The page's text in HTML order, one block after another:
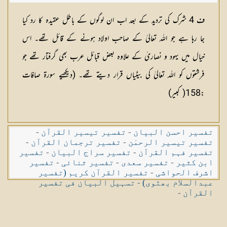
ف 4 شرک کی تردید کے بعد اب ان لوگوں کے باطل عقیدہ کا رد کیا
جا رہا ہے جو اللہ تعالیٰ کے صاحب اولاد ہونے کے قائل تھے۔ اس
خیال میں یہود و نصاریٰ کے علاوہ بعض قبائل عرب بھی گرفتار تھے جو
فرشتوں کو اللہ تعالیٰ کی بیٹیاں قرار دیتے تھے۔ (دیکھیے سورۃ صافات
:158( کبیر)
تفسیر احسن البیان - تفسیر تیسیر القرآن -
تفسیر تیسیر الرحمٰن - تفسیر ترجمان القرآن -
تفسیر فہم القرآن - تفسیر سراج البیان - تفسیر
ابن کثیر - تفسیر سعدی - تفسیر ثنائی - تفسیر
اشرف الحواشی - تفسیر القرآن کریم (تفسیر
عبدالسلام بھٹوی)-تسہیل البیان فی تفسیر
القرآن -